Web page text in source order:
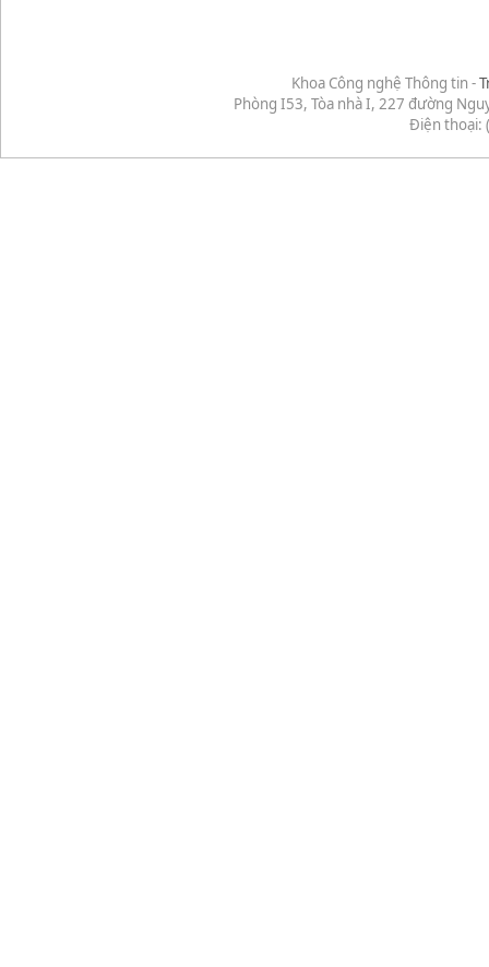
Khoa Công nghệ Thông tin -
Phòng I53, Tòa nhà I, 227 đường
Điện thoại: